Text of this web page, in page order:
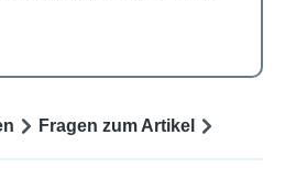
Fragen zum Artikel